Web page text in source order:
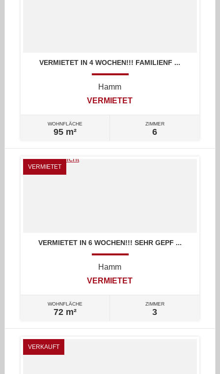
VERMIETET IN 4 WOCHEN!!! FAMILIENF ...
Hamm
VERMIETET
WOHNFLÄCHE
95 m²
ZIMMER
6
VERMIETET
VERMIETET IN 6 WOCHEN!!! SEHR GEPF ...
Hamm
VERMIETET
WOHNFLÄCHE
72 m²
ZIMMER
3
VERKAUFT